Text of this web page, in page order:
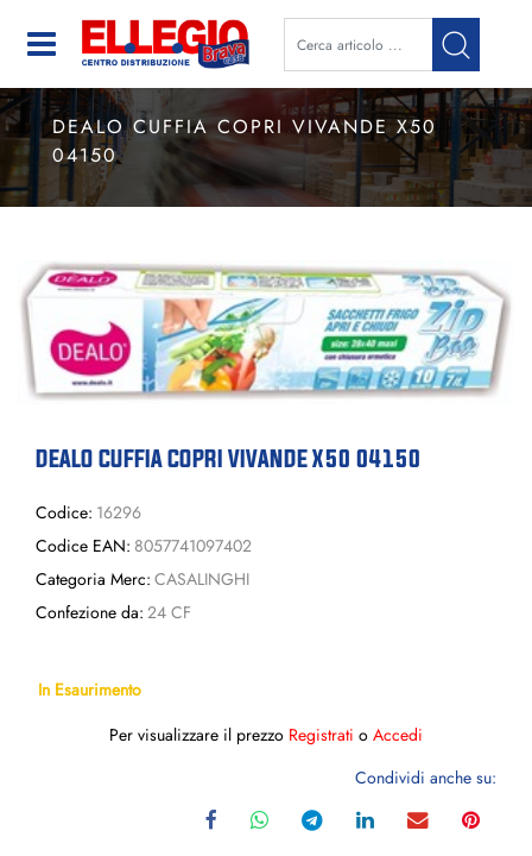
Open
DEALO CUFFIA COPRI VIVANDE X50
04150
DEALO CUFFIA COPRI VIVANDE X50 04150
Codice: 16296
Codice EAN: 8057741097402
Categoria Merc: CASALINGHI
Confezione da: 24 CF
In Esaurimento
Per visualizzare il prezzo Registrati o Accedi
Condividi anche su: